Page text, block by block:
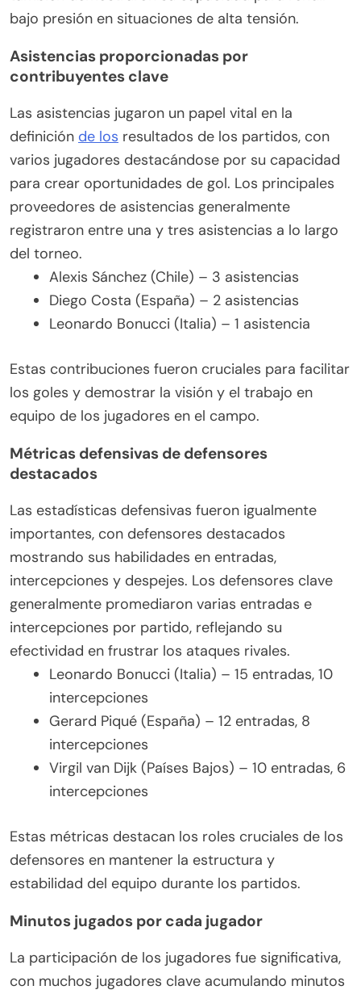
bajo presión en situaciones de alta tensión.
Asistencias proporcionadas por
contribuyentes clave
Las asistencias jugaron un papel vital en la
definición de los resultados de los partidos, con
varios jugadores destacándose por su capacidad
para crear oportunidades de gol. Los principales
proveedores de asistencias generalmente
registraron entre una y tres asistencias a lo largo
del torneo.
Alexis Sánchez (Chile) – 3 asistencias
Diego Costa (España) – 2 asistencias
Leonardo Bonucci (Italia) – 1 asistencia
Estas contribuciones fueron cruciales para facilitar
los goles y demostrar la visión y el trabajo en
equipo de los jugadores en el campo.
Métricas defensivas de defensores
destacados
Las estadísticas defensivas fueron igualmente
importantes, con defensores destacados
mostrando sus habilidades en entradas,
intercepciones y despejes. Los defensores clave
generalmente promediaron varias entradas e
intercepciones por partido, reflejando su
efectividad en frustrar los ataques rivales.
Leonardo Bonucci (Italia) – 15 entradas, 10
intercepciones
Gerard Piqué (España) – 12 entradas, 8
intercepciones
Virgil van Dijk (Países Bajos) – 10 entradas, 6
intercepciones
Estas métricas destacan los roles cruciales de los
defensores en mantener la estructura y
estabilidad del equipo durante los partidos.
Minutos jugados por cada jugador
La participación de los jugadores fue significativa,
con muchos jugadores clave acumulando minutos